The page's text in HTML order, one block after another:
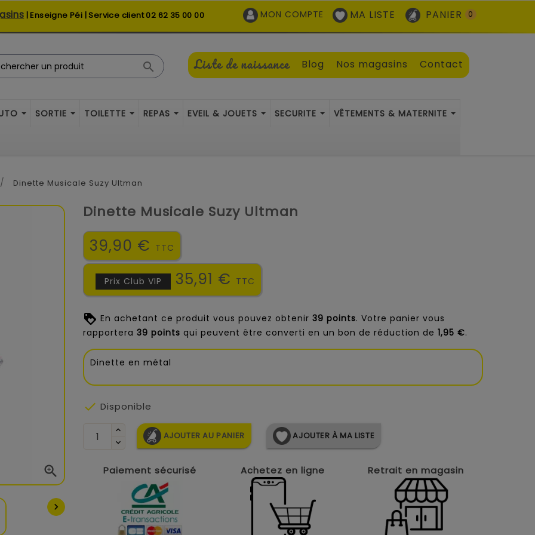
| Enseigne Péi | Service client02 62 35 00 00 MON COMPTE MA LISTE PANIER 0
Liste de naissance Blog Nos magasins Contact

SORTIE TOILETTE REPAS EVEIL & JOUETS SECURITE VÊTEMENTS & MATERNITE
Dinette Musicale Suzy Ultman


Dinette Musicale Suzy Ultman
39,90 € TTC
Prix Club VIP 35,91 € TTC
En achetant ce produit vous pouvez obtenir 39 points. Votre panier vous
rapportera 39 points qui peuvent être converti en un bon de réduction de 1,95 €.
Dinette en métal
 Disponible
AJOUTER AU PANIER AJOUTER À MA LISTE
Paiement sécurisé Achetez en ligne Retrait en magasin